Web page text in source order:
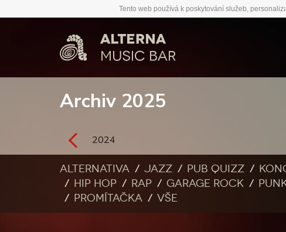
Tento web používá k poskytování služeb,
Archiv 2025
2024
Alternativa Jazz Pub quizz
Hip Hop
Rap Garage rock
Promítačka
Vše